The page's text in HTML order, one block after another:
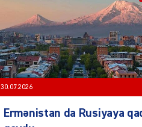
30.07.2026
Ermənistan da Rusiyaya